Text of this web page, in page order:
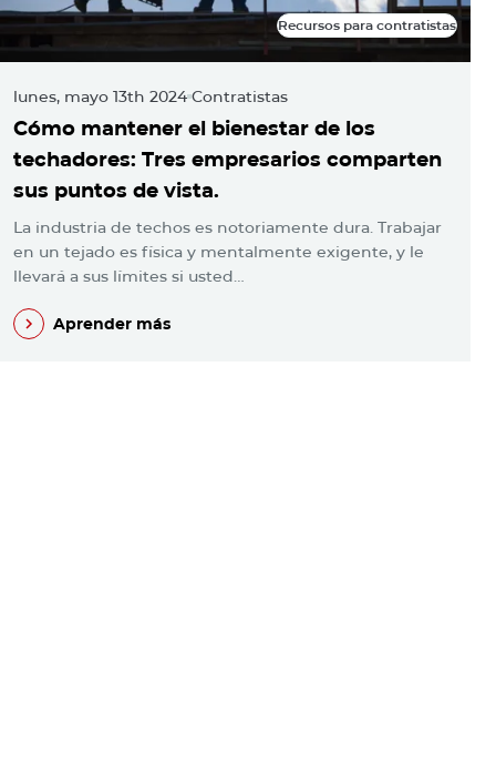
Recursos para contratistas
Recursos para contratistas
lunes, mayo 13th 2024 Contratistas
Cómo mantener el bienestar de los
techadores: Tres empresarios comparten
sus puntos de vista.
La industria de techos es notoriamente dura. Trabajar
en un tejado es física y mentalmente exigente, y le
llevará a sus límites si usted…
Aprender más